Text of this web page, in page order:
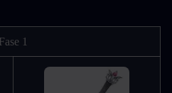
Fase 1